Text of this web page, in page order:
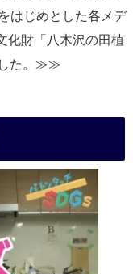
はじめとした各メデ
化財「八木沢の田植
した。≫≫